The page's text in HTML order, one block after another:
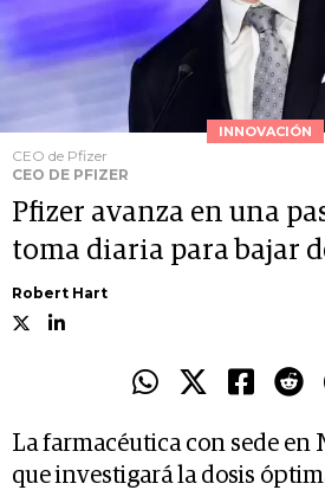
INNOVACIÓN
CEO de Pfizer
CEO DE PFIZER
Pfizer avanza en una
toma diaria para bajar
Robert Hart
La farmacéutica con sede en
que investigará la dosis